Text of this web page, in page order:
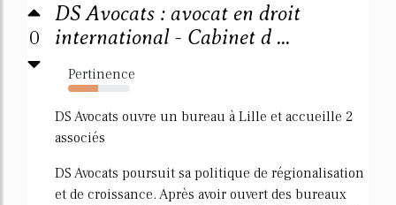
0
DS Avocats : avocat en droit
international - Cabinet d ...
Pertinence
48%
DS Avocats ouvre un bureau à Lille et accueille 2
associés
DS Avocats poursuit sa politique de régionalisation
et de croissance. Après avoir ouvert des bureaux